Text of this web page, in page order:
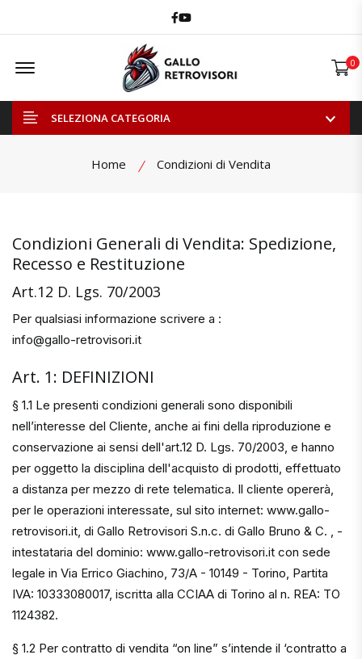
Facebook
Youtube
Offcanvas Menu Open 0
SELEZIONA CATEGORIA
Home Condizioni di Vendita
Condizioni Generali di Vendita: Spedizione,
Recesso e Restituzione
Art.12 D. Lgs. 70/2003
Per qualsiasi informazione scrivere a :
info@gallo-retrovisori.it
Art. 1: DEFINIZIONI
§ 1.1 Le presenti condizioni generali sono disponibili
nell’interesse del Cliente, anche ai fini della riproduzione e
conservazione ai sensi dell'art.12 D. Lgs. 70/2003, e hanno
per oggetto la disciplina dell'acquisto di prodotti, effettuato
a distanza per mezzo di rete telematica. Il cliente opererà,
per le operazioni interessate, sul sito internet: www.gallo-
retrovisori.it, di Gallo Retrovisori S.n.c. di Gallo Bruno & C. , -
intestataria del dominio: www.gallo-retrovisori.it con sede
legale in Via Errico Giachino, 73/A - 10149 - Torino, Partita
IVA: 10333080017, iscritta alla CCIAA di Torino al n. REA: TO
1124382.
§ 1.2 Per contratto di vendita “on line” s’intende il ‘contratto a